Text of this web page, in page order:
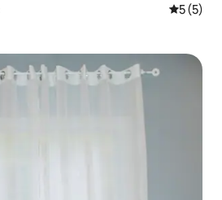
5 (5)